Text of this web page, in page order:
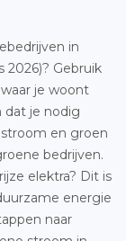
in
2026)? Gebruik
je woont
dat je nodig
en groen
bedrijven.
elektra? Dit is
energie
naar